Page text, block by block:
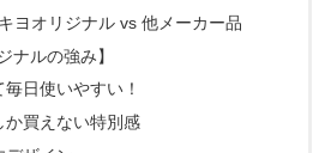
ヨオリジナル vs 他メーカー品
ナルの強み】
日使いやすい！
買えない特別感